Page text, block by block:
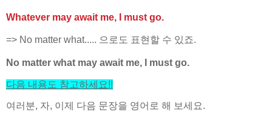
Whatever may await me, I must go.
=> No matter what..... 으로도 표현할 수 있죠.
No matter what may await me, I must go.
다음 내용도 참고하세요!!
여러분, 자, 이제 다음 문장을 영어로 해 보세요.